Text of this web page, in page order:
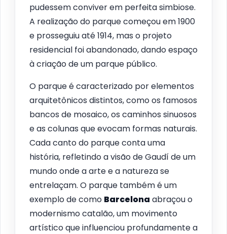
pudessem conviver em perfeita simbiose.
A realização do parque começou em 1900
e prosseguiu até 1914, mas o projeto
residencial foi abandonado, dando espaço
à criação de um parque público.
O parque é caracterizado por elementos
arquitetônicos distintos, como os famosos
bancos de mosaico, os caminhos sinuosos
e as colunas que evocam formas naturais.
Cada canto do parque conta uma
história, refletindo a visão de Gaudí de um
mundo onde a arte e a natureza se
entrelaçam. O parque também é um
exemplo de como Barcelona abraçou o
modernismo catalão, um movimento
artístico que influenciou profundamente a